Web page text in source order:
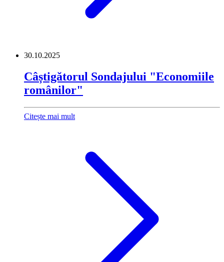
30.10.2025
Câștigătorul Sondajului "Economiile
românilor"
Citește mai mult